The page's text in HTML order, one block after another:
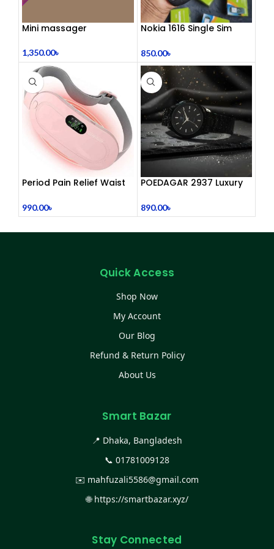
Mini massager
1,350.00৳
Nokia 1616 Single Sim
850.00৳
Period Pain Relief Waist
990.00৳
POEDAGAR 2937 Luxury
890.00৳
Quick Access
Shop Now
My Account
Our Blog
Refund & Return Policy
About Us
Smart Bazar
📍 Dhaka, Bangladesh
📞 01781009128
✉️ mahfuzali5586@gmail.com
🌐 https://smartbazar.xyz/
Stay Connected